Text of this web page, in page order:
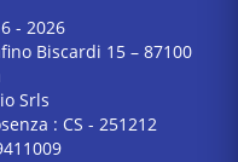
- 2026
Biscardi 15 – 87100
Srls
: CS - 251212